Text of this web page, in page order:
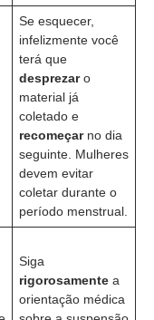
Se esquecer,
infelizmente você
terá que
desprezaro
material já
coletado e
recomeçarno dia
seguinte. Mulheres
devem evitar
coletar durante o
período menstrual.
Siga
rigorosamentea
orientação médica